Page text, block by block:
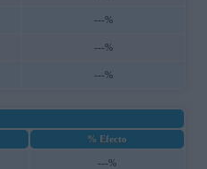
---%
---%
---%
% Efecto
---%